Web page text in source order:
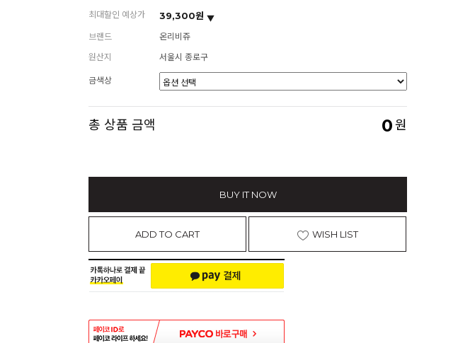
최대할인 예상가
39,300원
브랜드
온리비쥬
원산지
서울시 종로구
금색상
총 상품 금액 0원
BUY IT NOW
ADD TO CART WISH LIST